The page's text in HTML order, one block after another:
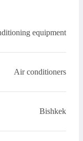
equipment
Air conditioners
Bishkek